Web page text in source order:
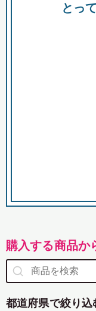
助成
とっ
購入する商品か
都道府県で絞り込